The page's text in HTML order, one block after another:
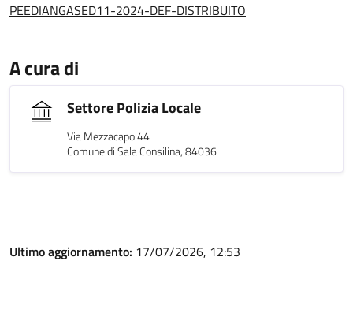
PEEDIANGASED11-2024-DEF-DISTRIBUITO
A cura di
Settore Polizia Locale
Via Mezzacapo 44
Comune di Sala Consilina, 84036
Ultimo aggiornamento: 17/07/2026, 12:53